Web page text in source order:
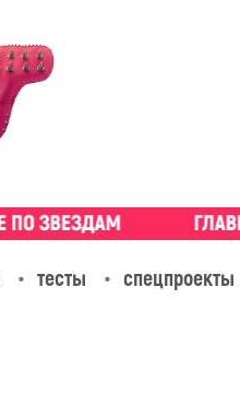
тесты спецпроекты